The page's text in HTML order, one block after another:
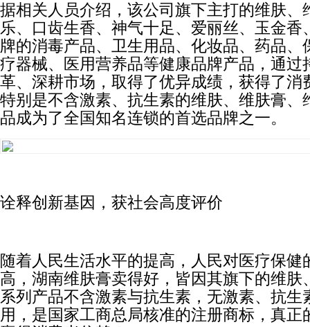
据相关人员介绍，该公司旗下主打的维肤、
乐、口齿生香、神气十足、爱丽丝、玉金香
牌的消毒产品、卫生用品、化妆品、药品、
疗器械、医用营养品等健康品牌产品，通过
革、深耕市场，取得了优异成绩，获得了消
特别是不含激素、抗生素的维肤、维肤膏、
品成为了全国知名连锁的首选品牌之一。
诠释创新基因，获社会高度评价
随着人民生活水平的提高，人民对医疗保健
高，湖南维肤膏卖得好，皆因其旗下的维肤
系列产品不含激素与抗生素，无激素、抗生
用，是国家工商总局核准的注册商标，真正